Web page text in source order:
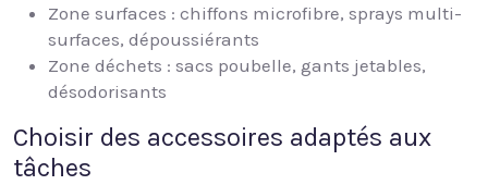
Zone surfaces : chiffons microfibre, sprays multi-
surfaces, dépoussiérants
Zone déchets : sacs poubelle, gants jetables,
désodorisants
Choisir des accessoires adaptés aux
tâches